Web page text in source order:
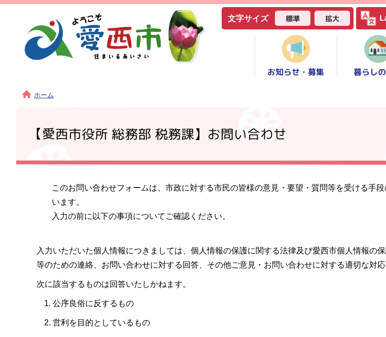
文字サイズ 標準 拡大
お知らせ・募集 暮らし
ホーム
【愛西市役所 総務部 税務課】お問い合わせ
このお問い合わせフォームは、市政に対する市民の皆様の意見・要望・質問等を受ける手
います。
入力の前に以下の事項についてご確認ください。
入力いただいた個人情報につきましては、個人情報の保護に関する法律及び愛西市個人情報の
等のための連絡、お問い合わせに対する回答、その他ご意見・お問い合わせに対する適切な対応
次に該当するものは回答いたしかねます。
公序良俗に反するもの
営利を目的としているもの